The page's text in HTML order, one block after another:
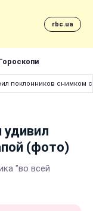
rbc.ua
поклонников снимком
(фото)
"во всей